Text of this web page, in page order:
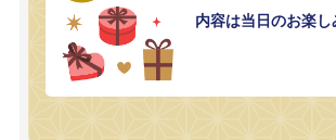
内容は当日のお楽し